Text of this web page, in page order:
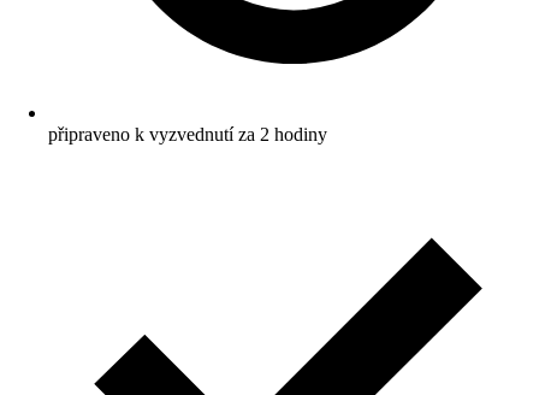
připraveno k vyzvednutí za 2 hodiny